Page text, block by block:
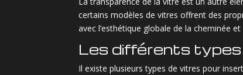
certains modèles de vitres offrent des
avec l’esthétique globale de la cheminée
Les différents
Il existe plusieurs types de vitres pour